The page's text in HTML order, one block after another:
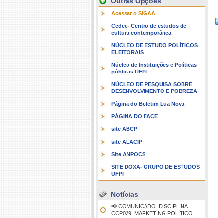
Acessar o SIGAA
Cedec- Centro de estudos de
cultura contemporânea
NÚCLEO DE ESTUDO POLÍTICOS
ELEITORAIS
Núcleo de Instituições e Políticas
públicas UFPI
NÚCLEO DE PESQUISA SOBRE
DESENVOLVIMENTO E POBREZA
Página do Boletim Lua Nova
PÁGINA DO FACE
site ABCP
site ALACIP
Site ANPOCS
SITE DOXA- GRUPO DE ESTUDOS
UFPI
Notícias
📢 COMUNICADO  DISCIPLINA
CCP029  MARKETING POLÍTICO